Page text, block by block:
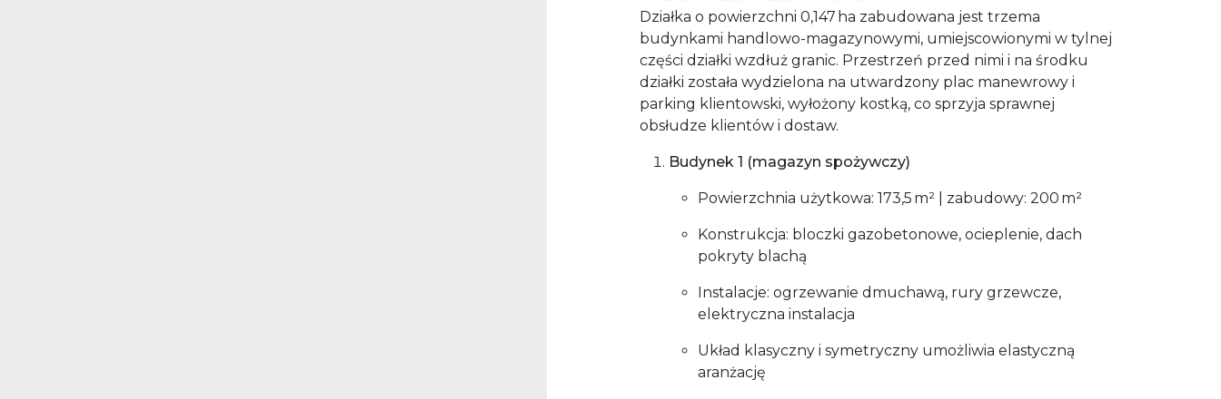
Działka o powierzchni 0,147 ha zabudowana jest trzema
budynkami handlowo-magazynowymi, umiejscowionymi w tylnej
części działki wzdłuż granic. Przestrzeń przed nimi i na środku
działki została wydzielona na utwardzony plac manewrowy i
parking klientowski, wyłożony kostką, co sprzyja sprawnej
obsłudze klientów i dostaw.
Budynek 1 (magazyn spożywczy)
Powierzchnia użytkowa: 173,5 m² | zabudowy: 200 m²
Konstrukcja: bloczki gazobetonowe, ocieplenie, dach
pokryty blachą
Instalacje: ogrzewanie dmuchawą, rury grzewcze,
elektryczna instalacja
Układ klasyczny i symetryczny umożliwia elastyczną
aranżację